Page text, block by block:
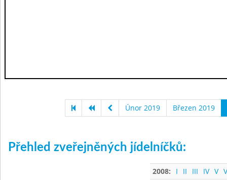
Únor 2019 Březen 2019
Přehled zveřejněných jídelníčků:
2008: I II III IV V